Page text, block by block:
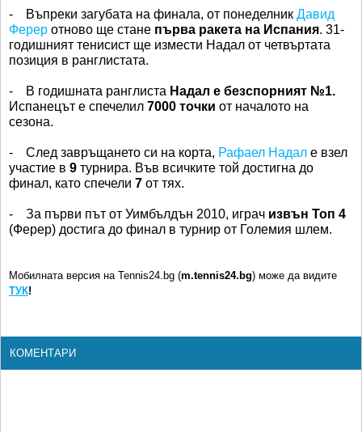
- Въпреки загубата на финала, от понеделник Давид
Ферер отново ще стане първа ракета на Испания. 31-
годишният тенисист ще измести Надал от четвъртата
позиция в ранглистата.
- В годишната ранглиста Надал е безспорният №1.
Испанецът е спечелил 7000 точки от началото на
сезона.
- След завръщането си на корта, Рафаел Надал е взел
участие в 9 турнира. Във всичките той достигна до
финал, като спечели 7 от тях.
- За първи път от Уимбълдън 2010, играч извън Топ 4
(Ферер) достига до финал в турнир от Големия шлем.
Мобилната версия на Tennis24.bg (m.tennis24.bg) може да видите
ТУК!
КОМЕНТАРИ